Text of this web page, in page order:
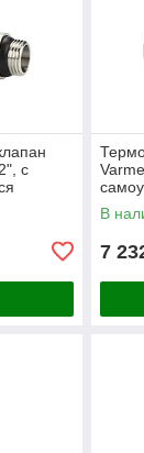
с
В
7